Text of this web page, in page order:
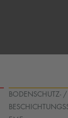
BODENSCHUTZ- /